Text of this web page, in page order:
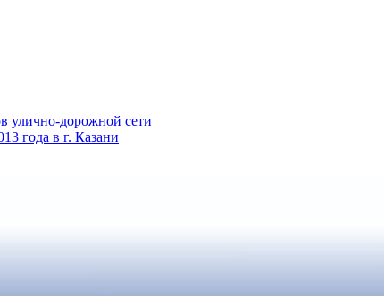
улично-дорожной сети
года в г. Казани